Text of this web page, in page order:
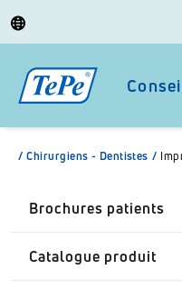
/ Chirurgiens - Dentistes /
Brochures patients
Catalogue produit